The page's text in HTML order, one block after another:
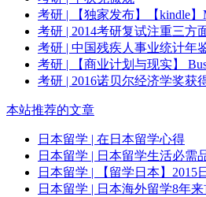
考研 | 【独家发布】【kindle
考研 | 2014考研复试注重三方
考研 | 中国残疾人事业统计年
考研 | 【商业计划与现实】
考研 | 2016诺贝尔经济学奖获
本站推荐的文章
日本留学 | 在日本留学心得
日本留学 | 日本留学生活必需
日本留学 | 【留学日本】2015
日本留学 | 日本海外留学8年